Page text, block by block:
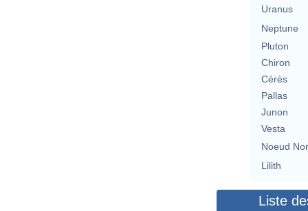
Uranus
Neptune
Pluton
Chiron
Cérès
Pallas
Junon
Vesta
Noeud
Lilith
Liste